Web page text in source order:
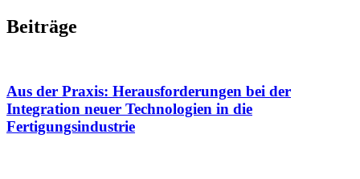
Beiträge
Aus der Praxis: Herausforderungen bei der
Integration neuer Technologien in die
Fertigungsindustrie